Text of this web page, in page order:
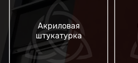
Акриловая
штукатурка